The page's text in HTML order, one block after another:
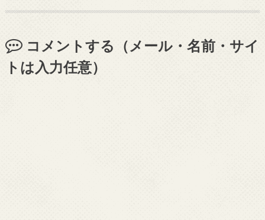
コメントする（メール・名前・サイ
トは入力任意）